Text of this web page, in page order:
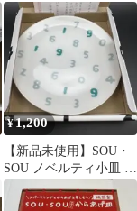
ット 雑誌付録 ドッ
ト柄
¥1,200
【新品未使用】SOU・
SOU ノベルティ小皿 2
枚セット（19周年記念
③）